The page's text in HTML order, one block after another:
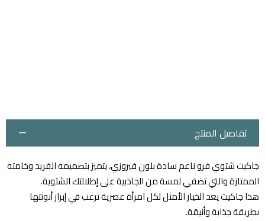
تفاصيل المنتج
جاكيت شتوي فرو ناعم سادة بلون فيروزي، يتميز بتصميمه الفريد وخامته
الممتازة والتي تضفي لمسة من الجاذبية على إطلالتك الشتوية.
هذا جاكيت يعد الخيار الأمثل لكل امرأة عصرية ترغب في إبراز أنوثتها
بطريقة جذابة وأنيقة.